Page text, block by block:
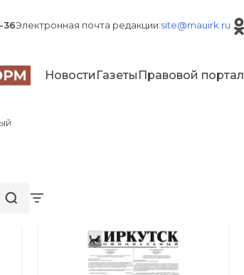
36Электронная почта редакции:site@mauirk.ru
Новости Газеты Правовой портал